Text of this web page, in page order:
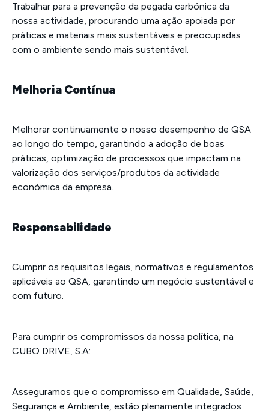
Trabalhar para a prevenção da pegada carbónica da
nossa actividade, procurando uma ação apoiada por
práticas e materiais mais sustentáveis e preocupadas
com o ambiente sendo mais sustentável.
Melhoria Contínua
Melhorar continuamente o nosso desempenho de QSA
ao longo do tempo, garantindo a adoção de boas
práticas, optimização de processos que impactam na
valorização dos serviços/produtos da actividade
económica da empresa.
Responsabilidade
Cumprir os requisitos legais, normativos e regulamentos
aplicáveis ao QSA, garantindo um negócio sustentável e
com futuro.
Para cumprir os compromissos da nossa política, na
CUBO DRIVE, S.A:
Asseguramos que o compromisso em Qualidade, Saúde,
Segurança e Ambiente, estão plenamente integrados